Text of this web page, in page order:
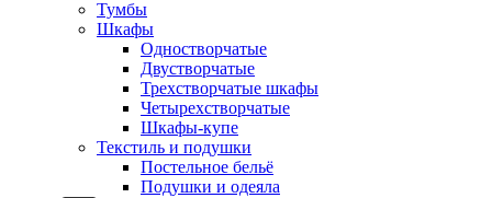
Тумбы
Шкафы
Одностворчатые
Двустворчатые
Трехстворчатые шкафы
Четырехстворчатые
Шкафы-купе
Текстиль и подушки
Постельное бельё
Подушки и одеяла